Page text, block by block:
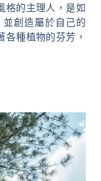
格的主理人，是如
創造屬於自己的
各種植物的芬芳，